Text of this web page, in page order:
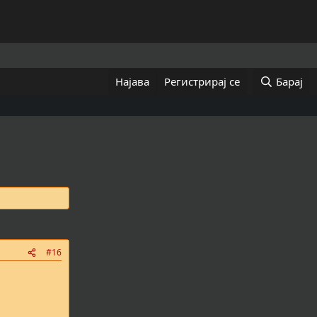
Најава Регистрирај се Барај
#16